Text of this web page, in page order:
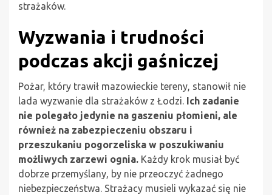
strażaków.
Wyzwania i trudności
podczas akcji gaśniczej
Pożar, który trawił mazowieckie tereny, stanowił nie
lada wyzwanie dla strażaków z Łodzi. Ich zadanie
nie polegało jedynie na gaszeniu płomieni, ale
również na zabezpieczeniu obszaru i
przeszukaniu pogorzeliska w poszukiwaniu
możliwych zarzewi ognia. Każdy krok musiał być
dobrze przemyślany, by nie przeoczyć żadnego
niebezpieczeństwa. Strażacy musieli wykazać się nie